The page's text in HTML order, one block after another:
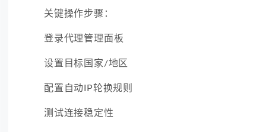
关键操作步骤：
登录代理管理面板
设置目标国家/地区
配置自动IP轮换规则
测试连接稳定性